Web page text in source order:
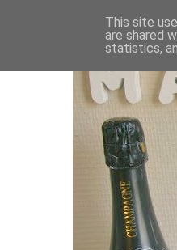
This site
are shared
statistics,